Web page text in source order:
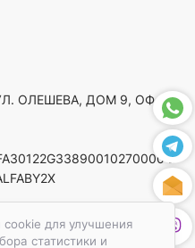
для улучшения
статистики и
ОЛЕШЕВА, ДОМ 9, ОФ. 5,
в
от 14.08.2025 Минский